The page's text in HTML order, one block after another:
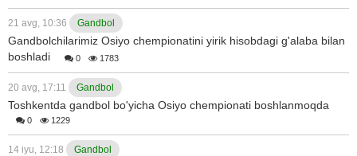
21 avg, 10:36 Gandbol
Gandbolchilarimiz Osiyo chempionatini yirik hisobdagi g'alaba bilan
boshladi
0 1783
20 avg, 17:11 Gandbol
Toshkentda gandbol bo'yicha Osiyo chempionati boshlanmoqda
0 1229
14 iyu, 12:18 Gandbol